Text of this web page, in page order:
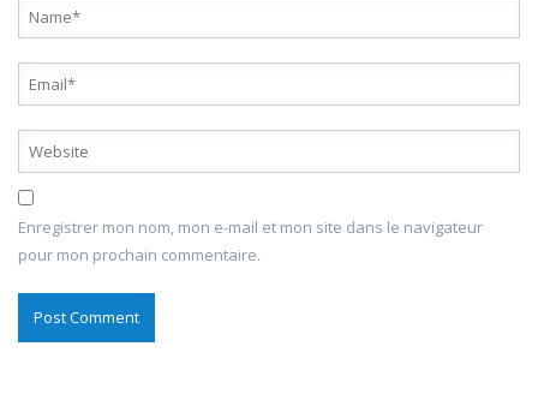
Enregistrer mon nom, mon e-mail et mon site dans le navigateur
pour mon prochain commentaire.